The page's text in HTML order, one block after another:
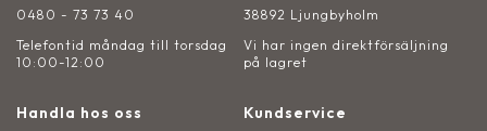
0480 - 73 73 40
Telefontid måndag till torsdag
10:00-12:00
38892 Ljungbyholm
Vi har ingen direktförsäljning
på lagret
Handla hos oss Kundservice